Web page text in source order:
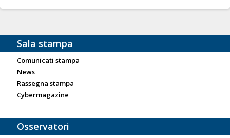
Sala stampa
Comunicati stampa
News
Rassegna stampa
Cybermagazine
Osservatori